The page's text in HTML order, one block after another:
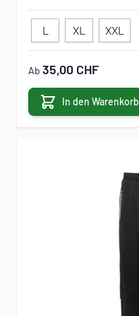
L XL XXL
Ab 35,00 CHF
In den Warenkorb